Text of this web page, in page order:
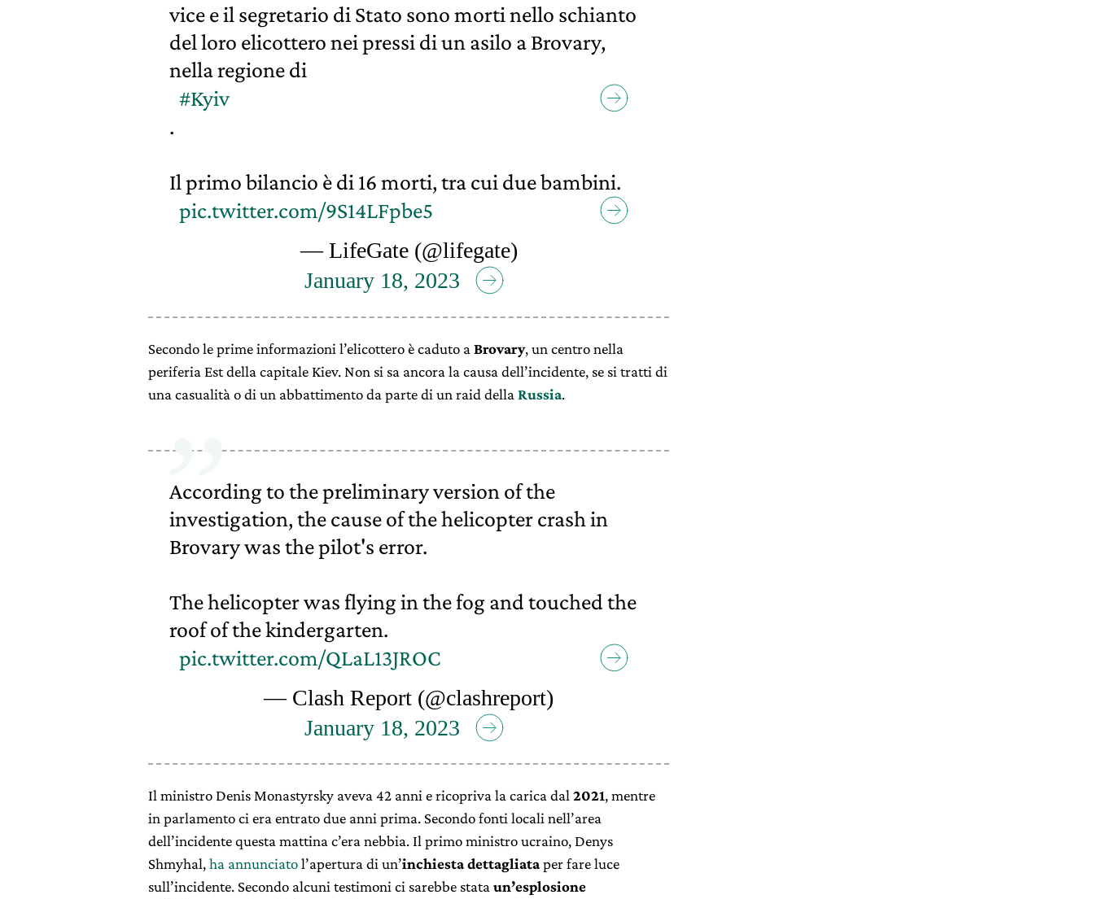
vice e il segretario di Stato sono morti nello schianto
del loro elicottero nei pressi di un asilo a Brovary,
nella regione di
#Kyiv
.
Il primo bilancio è di 16 morti, tra cui due bambini.
pic.twitter.com/9S14LFpbe5
— LifeGate (@lifegate)
January 18, 2023
Secondo le prime informazioni l’elicottero è caduto a Brovary, un centro nella
periferia Est della capitale Kiev. Non si sa ancora la causa dell’incidente, se si tratti di
una casualità o di un abbattimento da parte di un raid della Russia.
According to the preliminary version of the
investigation, the cause of the helicopter crash in
Brovary was the pilot's error.
The helicopter was flying in the fog and touched the
roof of the kindergarten.
pic.twitter.com/QLaL13JROC
— Clash Report (@clashreport)
January 18, 2023
Il ministro Denis Monastyrsky aveva 42 anni e ricopriva la carica dal 2021, mentre
in parlamento ci era entrato due anni prima. Secondo fonti locali nell’area
dell’incidente questa mattina c’era nebbia. Il primo ministro ucraino, Denys
Shmyhal,ha annunciatol’apertura di un’inchiesta dettagliataper fare luce
sull’incidente. Secondo alcuni testimoni ci sarebbe stata un’esplosione